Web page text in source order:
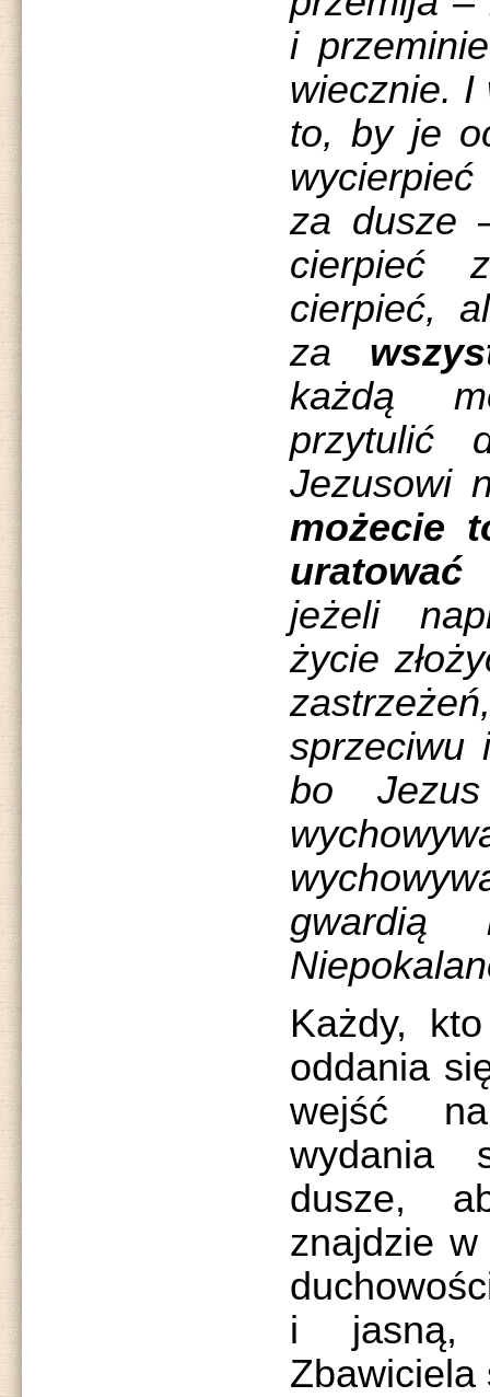
i
wiecznie. I
to, by je
za dusze
cierpieć
cierpieć,
za
każdą
przytulić
Jezusowi
możecie
jeżeli
życie
sprzeciwu
bo
gwardią
Każdy,
oddania
wejść
wydania
dusze,
znajdzie
i jasną,
Zbawiciela